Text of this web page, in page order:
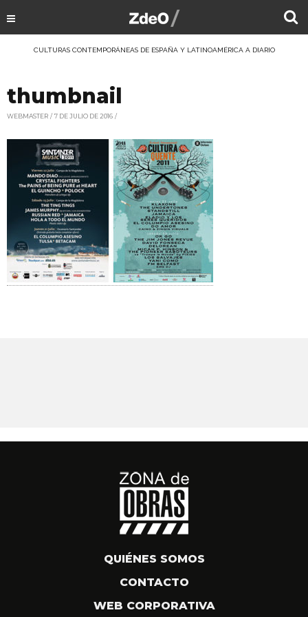
CULTURAS CONTEMPORÁNEAS DE ESPAÑA Y LATINOAMÉRICA A DIARIO
thumbnail
WEBMASTER 7 DE JULIO DE 2016
QUIÉNES SOMOS
CONTACTO
WEB CORPORATIVA